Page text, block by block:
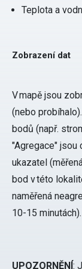
Teplota a
Zobrazení dat
V mapě jsou
(nebo
bodů (např.
"Agregace" jsou
ukazatel
bod v této
naměřená
10-15 minutách).
UPOZORNĚNÍ: